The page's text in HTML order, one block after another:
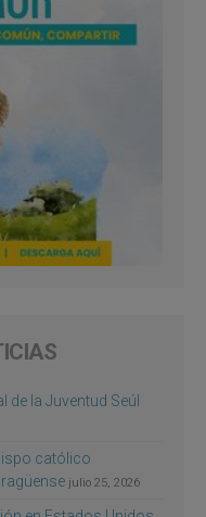
la Juventud Seúl
católico
julio 25, 2026